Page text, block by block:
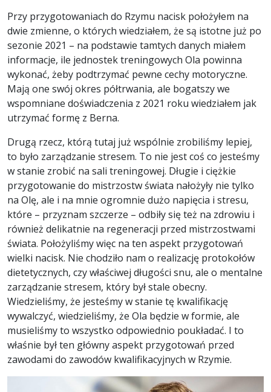
Przy przygotowaniach do Rzymu nacisk położyłem na
dwie zmienne, o których wiedziałem, że są istotne już po
sezonie 2021 – na podstawie tamtych danych miałem
informacje, ile jednostek treningowych Ola powinna
wykonać, żeby podtrzymać pewne cechy motoryczne.
Mają one swój okres półtrwania, ale bogatszy we
wspomniane doświadczenia z 2021 roku wiedziałem jak
utrzymać formę z Berna.
Drugą rzecz, którą tutaj już wspólnie zrobiliśmy lepiej,
to było zarządzanie stresem. To nie jest coś co jesteśmy
w stanie zrobić na sali treningowej. Długie i ciężkie
przygotowanie do mistrzostw świata nałożyły nie tylko
na Olę, ale i na mnie ogromnie dużo napięcia i stresu,
które – przyznam szczerze – odbiły się też na zdrowiu i
również delikatnie na regeneracji przed mistrzostwami
świata. Położyliśmy więc na ten aspekt przygotowań
wielki nacisk. Nie chodziło nam o realizację protokołów
dietetycznych, czy właściwej długości snu, ale o mentalne
zarządzanie stresem, który był stale obecny.
Wiedzieliśmy, że jesteśmy w stanie tę kwalifikację
wywalczyć, wiedzieliśmy, że Ola będzie w formie, ale
musieliśmy to wszystko odpowiednio poukładać. I to
właśnie był ten główny aspekt przygotowań przed
zawodami do zawodów kwalifikacyjnych w Rzymie.